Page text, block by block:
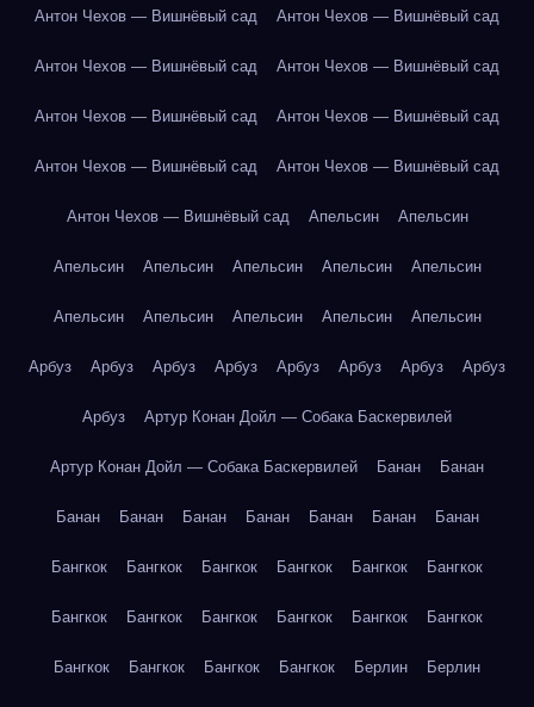
Антон Чехов — Вишнёвый сад Антон Чехов — Вишнёвый сад
Антон Чехов — Вишнёвый сад Антон Чехов — Вишнёвый сад
Антон Чехов — Вишнёвый сад Антон Чехов — Вишнёвый сад
Антон Чехов — Вишнёвый сад Антон Чехов — Вишнёвый сад
Антон Чехов — Вишнёвый сад Апельсин Апельсин
Апельсин Апельсин Апельсин Апельсин Апельсин
Апельсин Апельсин Апельсин Апельсин Апельсин
Арбуз Арбуз Арбуз Арбуз Арбуз Арбуз Арбуз Арбуз
Арбуз Артур Конан Дойл — Собака Баскервилей
Артур Конан Дойл — Собака Баскервилей Банан Банан
Банан Банан Банан Банан Банан Банан Банан
Бангкок Бангкок Бангкок Бангкок Бангкок Бангкок
Бангкок Бангкок Бангкок Бангкок Бангкок Бангкок
Бангкок Бангкок Бангкок Бангкок Берлин Берлин